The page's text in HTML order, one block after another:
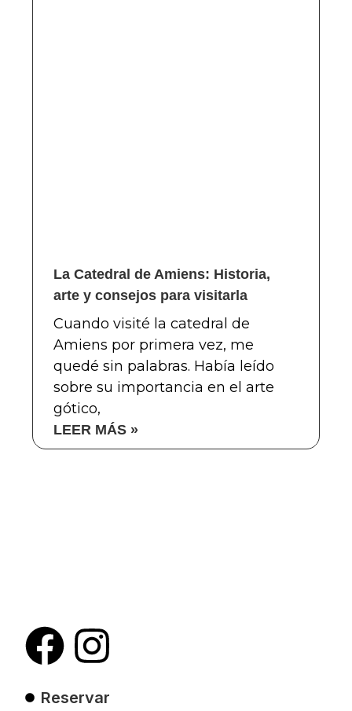
La Catedral de Amiens: Historia,
arte y consejos para visitarla
Cuando visité la catedral de
Amiens por primera vez, me
quedé sin palabras. Había leído
sobre su importancia en el arte
gótico,
LEER MÁS »
Reservar